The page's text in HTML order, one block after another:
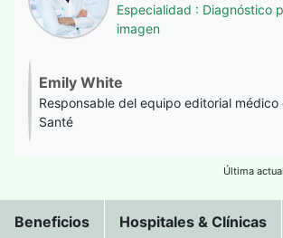
Especialidad : Diagnóstico
imagen
Emily White
Responsable del equipo editorial médico
Santé
Última
Beneficios Hospitales & Clínicas